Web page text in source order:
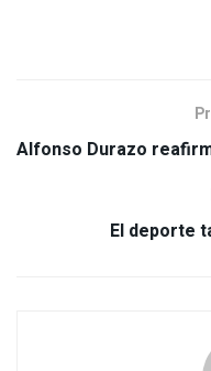
Alfonso Durazo
El deporte